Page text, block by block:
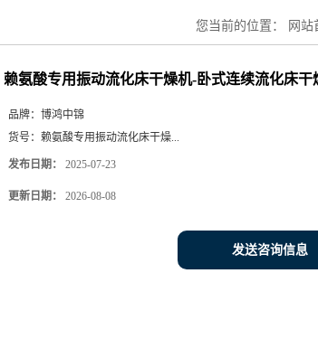
您当前的位置： 网站
赖氨酸专用振动流化床干燥机-卧式连续流化床
品牌： 博鸿中锦
货号： 赖氨酸专用振动流化床干燥...
发布日期： 2025-07-23
更新日期： 2026-08-08
发送咨询信息